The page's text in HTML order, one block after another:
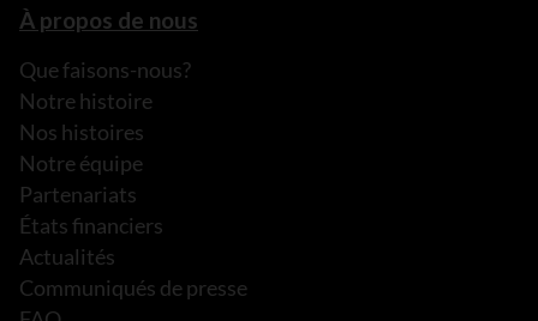
À propos de nous
Que faisons-nous?
Notre histoire
Nos histoires
Notre équipe
Partenariats
États financiers
Actualités
Communiqués de presse